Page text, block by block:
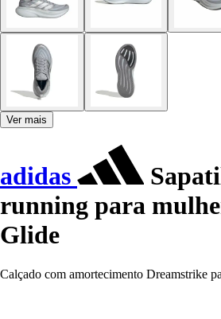
Ver mais
adidas
running para
Glide
Calçado com amortecimento Dreamstrike